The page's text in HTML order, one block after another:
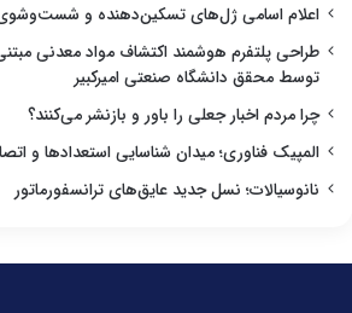
اعلام اسامی ژل‌های تسکین‌دهنده و
طراحی پلتفرم هوشمند اکتشاف مواد معدنی
توسط محقق دانشگاه صنعتی امیرکبیر
چرا مردم اخبار جعلی را باور و بازنشر می‌کنند؟
المپیک فناوری؛ میدان شناسایی استعدادها و
نانوسیالات؛ نسل جدید عایق‌های ترانسفورماتور